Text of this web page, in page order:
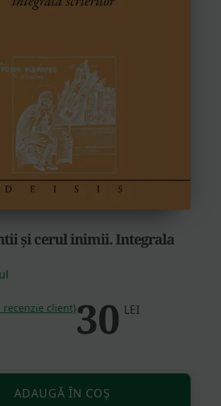
și cerul inimii. Integrala
recenzie client)30 LEI
ADAUGĂ ÎN COȘ